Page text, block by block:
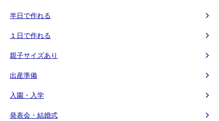
半日で作れる
１日で作れる
親子サイズあり
出産準備
入園・入学
発表会・結婚式